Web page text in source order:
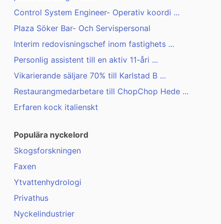
Control System Engineer- Operativ koordi ...
Plaza Söker Bar- Och Servispersonal
Interim redovisningschef inom fastighets ...
Personlig assistent till en aktiv 11-åri ...
Vikarierande säljare 70% till Karlstad B ...
Restaurangmedarbetare till ChopChop Hede ...
Erfaren kock italienskt
Populära nyckelord
Skogsforskningen
Faxen
Ytvattenhydrologi
Privathus
Nyckelindustrier